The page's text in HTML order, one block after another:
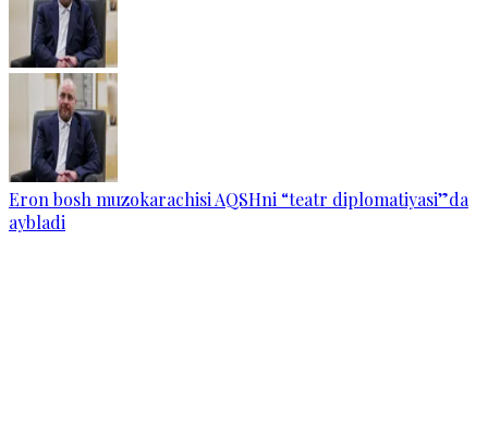
Eron bosh muzokarachisi AQSHni “teatr diplomatiyasi”da
aybladi